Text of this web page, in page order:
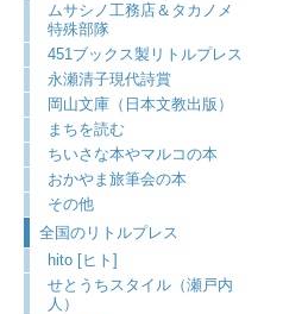
ムサシノ工務店＆タカノメ
特殊部隊
451ブックス製リトルプレス
永瀬清子現代詩賞
岡山文庫（日本文教出版）
まちを読む
ちいさな本やマルコの本
おかやま旅筆会の本
その他
全国のリトルプレス
hito [ヒト]
せとうちスタイル（瀬戸内
人）